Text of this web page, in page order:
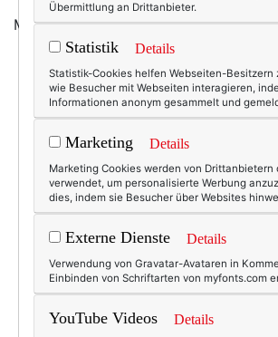
Meine absoluten Favoriten:
Übermittlung an Drittanbieter.
Statistik Details
Statistik-Cookies helfen Webseiten-Besitzern
wie Besucher mit Webseiten interagieren,
Informationen anonym gesammelt und
Marketing Details
Marketing Cookies werden von Drittanbietern
verwendet, um personalisierte Werbung
dies, indem sie Besucher über Websites
Externe Dienste Details
Verwendung von Gravatar-Avataren in
Einbinden von Schriftarten von myfonts.com
YouTube Videos Details